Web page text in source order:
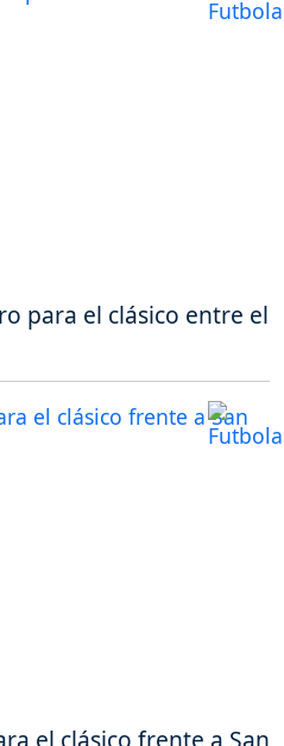
para el clásico entre el